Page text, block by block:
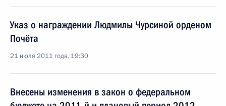
Указ о награждении Людмилы Чурсиной орденом
Почёта
21 июля 2011 года, 19:30
Внесены изменения в закон о федеральном